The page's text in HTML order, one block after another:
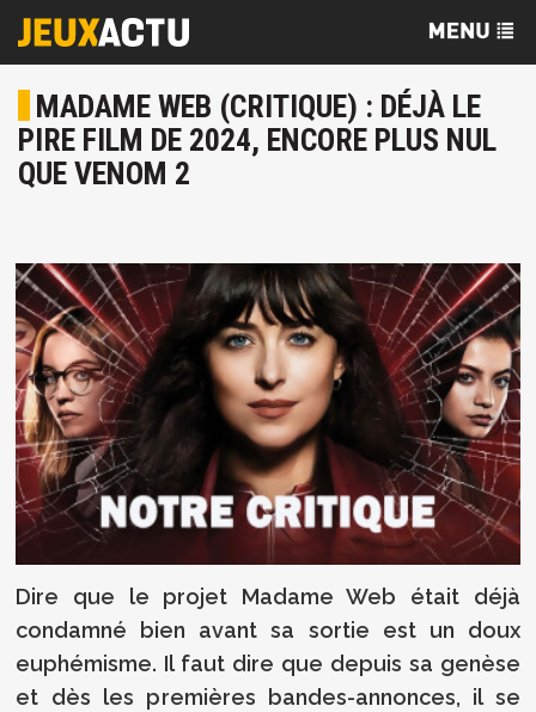
MADAME WEB (CRITIQUE) : DÉJÀ LE
PIRE FILM DE 2024, ENCORE PLUS NUL
QUE VENOM 2
Dire que le projet Madame Web était déjà
condamné bien avant sa sortie est un doux
euphémisme. Il faut dire que depuis sa genèse
et dès les premières bandes-annonces, il se